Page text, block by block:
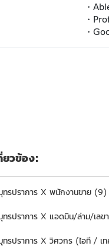
・
・
・
ยวข้อง:
ทรปราการ X พนักงานขาย (9)
ทรปราการ X แอดมิน/ล่าม/เลข
ทรปราการ X วิศวกร (ไอที / เ